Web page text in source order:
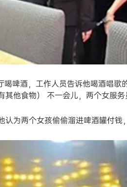
啤酒，工作人员告诉他喝酒唱歌
他食物） 不一会儿，两个女服务
为两个女孩偷偷溜进啤酒罐付钱